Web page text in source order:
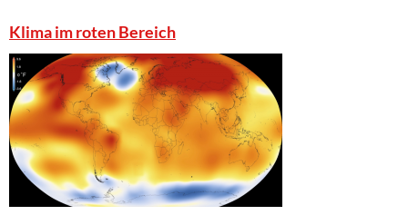
Klima im roten Bereich